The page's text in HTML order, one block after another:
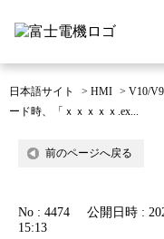
日本語サイト > HMI > V10/
ード時、「ｘｘｘｘｘ.ex...
前のページへ戻る
No : 4474 公開日時 :
15:13